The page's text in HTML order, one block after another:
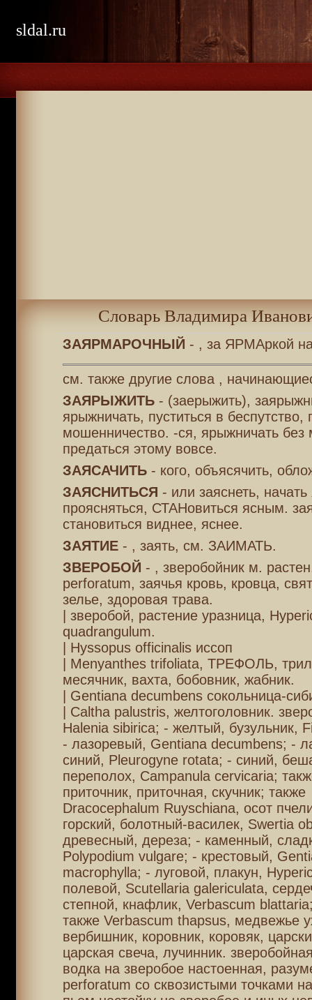
sldal.ru
Словарь Владимира
ЗАЯРМАРОЧНЫЙ - , за ЯРМАркой
см. также другие слова ,
ЗАЯРЫЖИТЬ- (заерыжить),
ярыжничать, пуститься в беспутство,
мошенничество. -ся, ярыжничать без
предаться этому вовсе.
ЗАЯСАЧИТЬ- кого, объясячить,
ЗАЯСНИТЬСЯ - или заяснеть, начать
проясняться, СТАНовиться ясным.
становиться виднее, яснее.
ЗАЯТИЕ- , заять, см. ЗАИМАТЬ.
ЗВЕРОБОЙ - , зверобойник м.
perforatum, заячья кровь, кровца,
зелье, здоровая трава.
| зверобой, растение уразница,
quadrangulum.
| Hyssopus officinalis иссоп
| Menyanthes trifoliata, ТРЕФОЛЬ,
месячник, вахта, бобовник, жабник.
| Gentiana decumbens сокольница-
| Caltha palustris, желтоголовник.
Halenia sibirica; - желтый, бузульник,
- лазоревый, Gentiana decumbens; -
синий, Pleurogyne rotata; - синий,
переполох, Campanula cervicaria;
приточник, приточная, скучник; также
Dracocephalum Ruyschiana, осот
горский, болотный-василек, Swertia
древесный, дереза; - каменный,
Polypodium vulgare; - крестовый,
macrophylla; - луговой, плакун,
полевой, Scutellaria galericulata,
степной, кнафлик, Verbascum
также Verbascum thapsus, медвежье
вербишник, коровник, коровяк,
царская свеча, лучинник.
водка на зверобое настоенная,
perforatum со сквозистыми точками